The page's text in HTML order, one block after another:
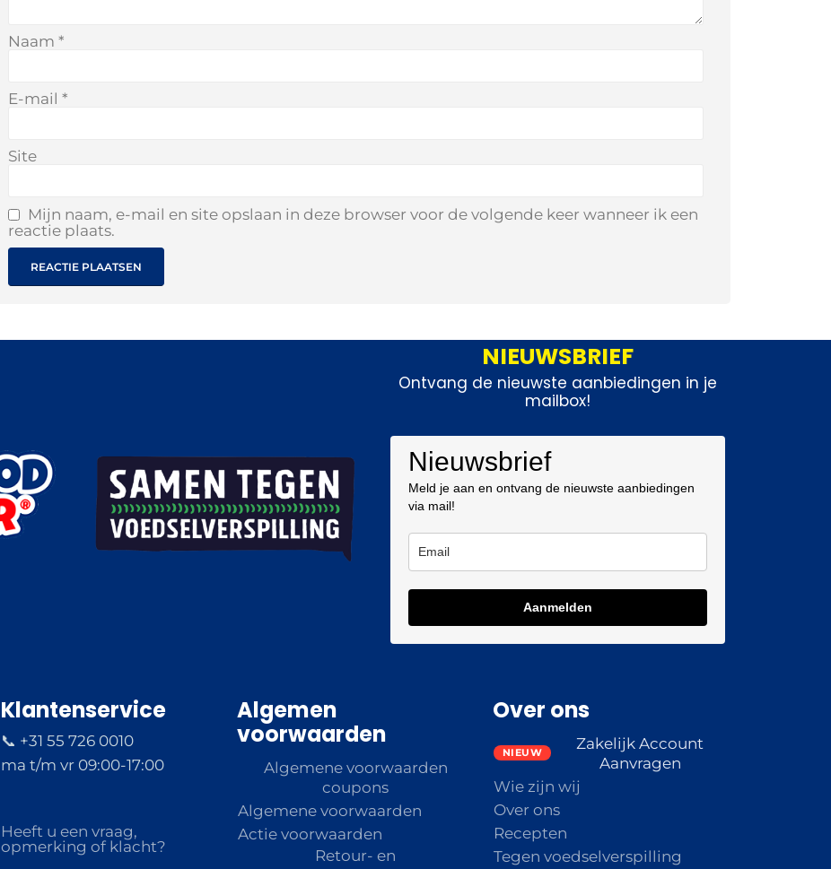
Naam *
E-mail *
Site
Mijn naam, e-mail en site opslaan in deze browser voor de volgende keer wanneer ik een
reactie plaats.
NIEUWSBRIEF
Ontvang de nieuwste aanbiedingen in je
mailbox!
Nieuwsbrief
Meld je aan en ontvang de nieuwste aanbiedingen
via mail!
Aanmelden
Klantenservice
📞 +31 55 726 0010
ma t/m vr 09:00-17:00
Heeft u een vraag,
opmerking of klacht?
Algemen
voorwaarden
Algemene voorwaarden
coupons
Algemene voorwaarden
Actie voorwaarden
Retour- en
Over ons
Zakelijk Account
Aanvragen
Wie zijn wij
Over ons
Recepten
Tegen voedselverspilling